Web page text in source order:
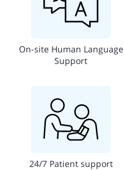
On-site Human Language
Support
24/7 Patient support